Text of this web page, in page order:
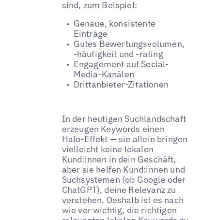
sind, zum Beispiel:
Genaue, konsistente
Einträge
Gutes Bewertungsvolumen,
-häufigkeit und -rating
Engagement auf Social-
Media-Kanälen
Drittanbieter-Zitationen
In der heutigen Suchlandschaft
erzeugen Keywords einen
Halo-Effekt — sie allein bringen
vielleicht keine lokalen
Kund:innen in dein Geschäft,
aber sie helfen Kund:innen und
Suchsystemen (ob Google oder
ChatGPT), deine Relevanz zu
verstehen. Deshalb ist es nach
wie vor wichtig, die richtigen